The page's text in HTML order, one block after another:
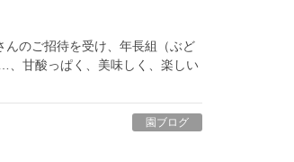
んのご招待を受け、年長組（ぶど
、甘酸っぱく、美味しく、楽しい
園ブログ